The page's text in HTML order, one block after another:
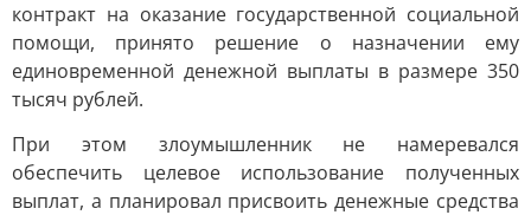
контракт на оказание государственной социальной
помощи, принято решение о назначении ему
единовременной денежной выплаты в размере 350
тысяч рублей.
При этом злоумышленник не намеревался
обеспечить целевое использование полученных
выплат, а планировал присвоить денежные средства